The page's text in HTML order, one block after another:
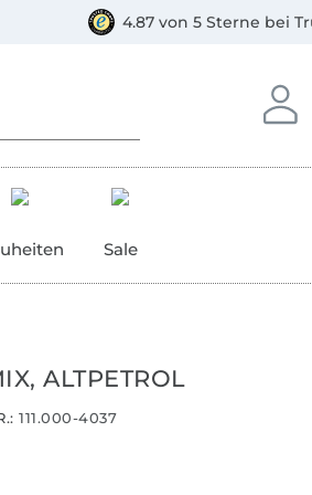
4.87 von 5 Sterne bei
In
Sale
ALTPETROL
111.000-4037